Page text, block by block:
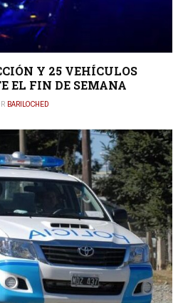
Y 25 VEHÍCULOS
EL FIN DE SEMANA
BARILOCHED